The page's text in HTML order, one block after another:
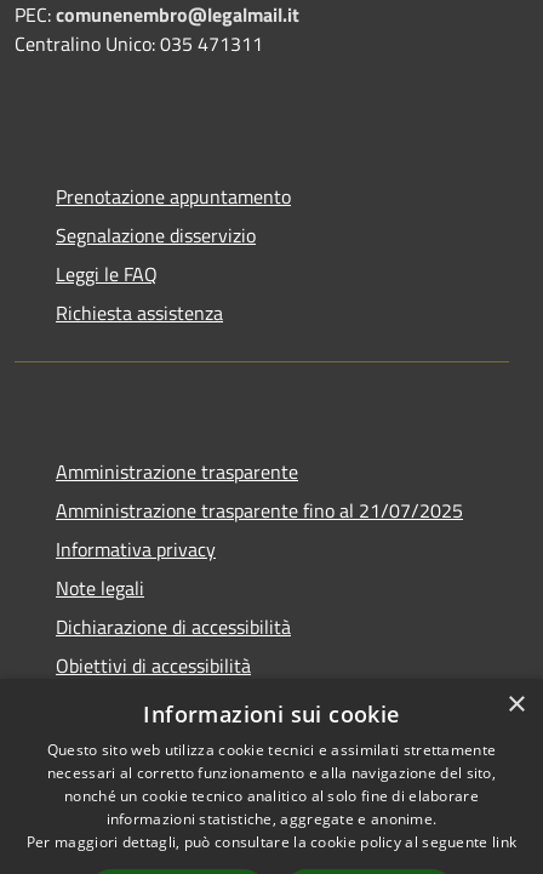
PEC:comunenembro@legalmail.it
Centralino Unico: 035 471311
Prenotazione appuntamento
Segnalazione disservizio
Leggi le FAQ
Richiesta assistenza
Amministrazione trasparente
Amministrazione trasparente fino al 21/07/2025
Informativa privacy
Note legali
Dichiarazione di accessibilità
Obiettivi di accessibilità
Piano di miglioramento
Accessibilità
Copyright © 2026 • Comune di
Nembro • Powered by
×
Informazioni sui cookie
Questo sito web utilizza cookie tecnici e assimilati strettamente
necessari al corretto funzionamento e alla navigazione del sito,
nonché un cookie tecnico analitico al solo fine di elaborare
informazioni statistiche, aggregate e anonime.
Per maggiori dettagli, può consultare la cookie policy al seguente link